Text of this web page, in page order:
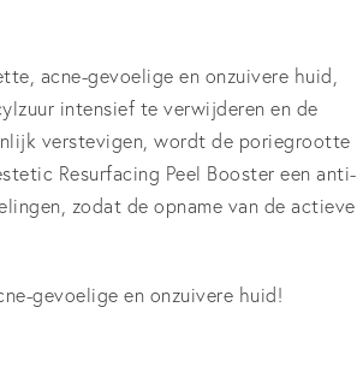
acne-gevoelige en onzuivere huid,
intensief te verwijderen en de
verstevigen, wordt de poriegrootte
Resurfacing Peel Booster een anti-
zodat de opname van de actieve
gevoelige en onzuivere huid!